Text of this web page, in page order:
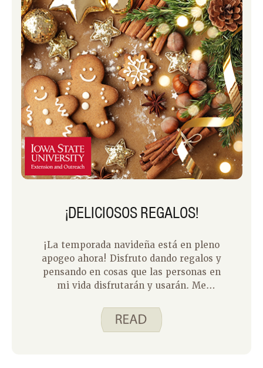
¡DELICIOSOS REGALOS!
¡La temporada navideña está en pleno
apogeo ahora! Disfruto dando regalos y
pensando en cosas que las personas en
mi vida disfrutarán y usarán. Me
creo que es una excelente manera de
mostrar tu amor y cuidado por ellos.